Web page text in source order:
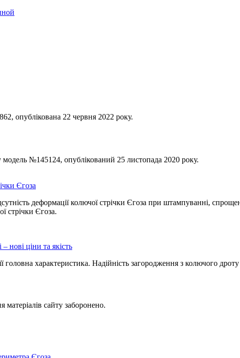
опублікована 22 червня 2022 року.
№145124, опублікований 25 листопада 2020 року.
Єгоза
деформації колючої стрічки Єгоза при штампуванні,
стрічки Єгоза.
нові ціни та якість
головна характеристика. Надійність загородження з колючого
сайту заборонено.